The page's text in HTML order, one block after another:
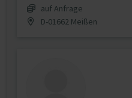
auf Anfrage
D-01662 Meißen